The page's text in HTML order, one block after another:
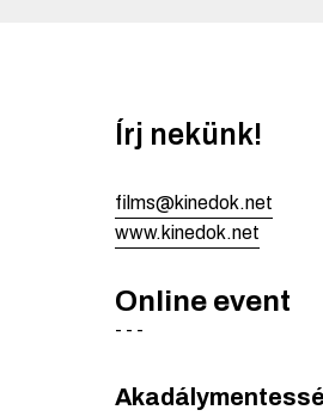
Írj nekünk!
films@kinedok.net
www.kinedok.net
Online event
- - -